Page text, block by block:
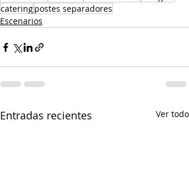
cateringpostes separadores
Escenarios
Entradas recientes Ver todo